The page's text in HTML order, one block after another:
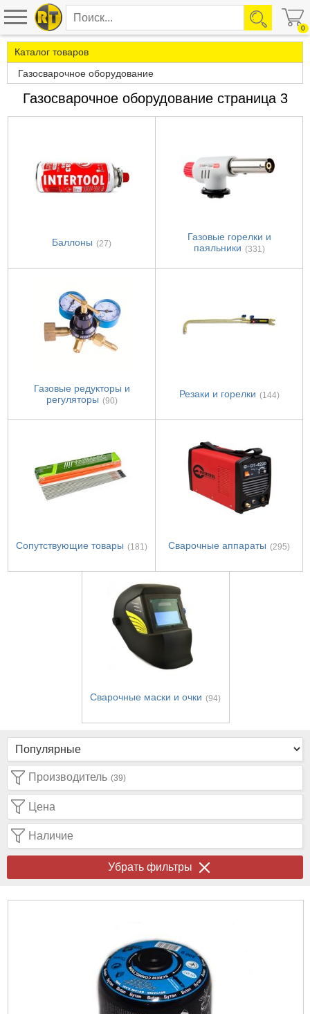
0
Каталог товаров
Газосварочное оборудование
Газосварочное оборудование страница 3
Баллоны (27)
Газовые горелки и
паяльники (331)
Газовые редукторы и
регуляторы (90)
Резаки и горелки (144)
Сопутствующие товары (181) Сварочные аппараты (295)
Сварочные маски и очки (94)
Производитель (39)
Цена
Наличие
Убрать фильтры